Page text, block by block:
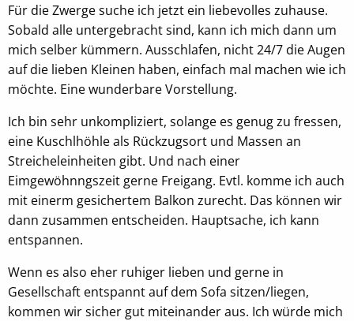
Für die Zwerge suche ich jetzt ein liebevolles zuhause.
Sobald alle untergebracht sind, kann ich mich dann um
mich selber kümmern. Ausschlafen, nicht 24/7 die Augen
auf die lieben Kleinen haben, einfach mal machen wie ich
möchte. Eine wunderbare Vorstellung.
Ich bin sehr unkompliziert, solange es genug zu fressen,
eine Kuschlhöhle als Rückzugsort und Massen an
Streicheleinheiten gibt. Und nach einer
Eimgewöhnngszeit gerne Freigang. Evtl. komme ich auch
mit einerm gesichertem Balkon zurecht. Das können wir
dann zusammen entscheiden. Hauptsache, ich kann
entspannen.
Wenn es also eher ruhiger lieben und gerne in
Gesellschaft entspannt auf dem Sofa sitzen/liegen,
kommen wir sicher gut miteinander aus. Ich würde mich
EXTERNE MEDIEN
Um Inhalte von Videoplattformen oder
Kartendiensten anzeigen zu können, werden von
diesen externen Anbietern Cookies gesetzt
OpenStreetMap
Anbieter:
OpenStreetMap
Youtube
NID, __Secure-ENID
Anbieter: